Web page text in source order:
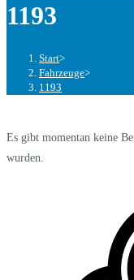
1193
Start>
Fahrzeuge>
1193
Es gibt momentan keine
wurden.